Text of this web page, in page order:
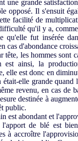
une grande
opposé. Il s'ensuit
facilité de
qu'il y a,
fut insérée
cas d'abondance
les hommes sont
est ainsi, la
elle est donc en
elle grande
revenu, en cas
destinée à
public.
est abondant et
de blé est
à accroître